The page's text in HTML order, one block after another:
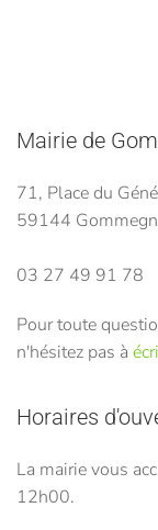
Mairie de
71, Place du
59144
03 27 49 91 78
Pour toute
n'hésitez pas à
Horaires
La mairie vous
12h00.